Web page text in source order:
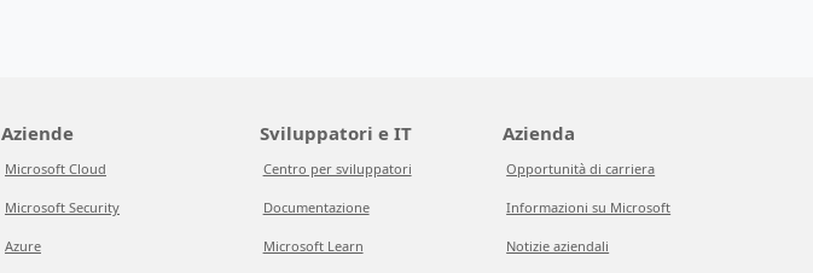
Aziende
Microsoft Cloud
Microsoft Security
Azure
Sviluppatori e IT
Centro per sviluppatori
Documentazione
Microsoft Learn
Azienda
Opportunità di carriera
Informazioni su Microsoft
Notizie aziendali